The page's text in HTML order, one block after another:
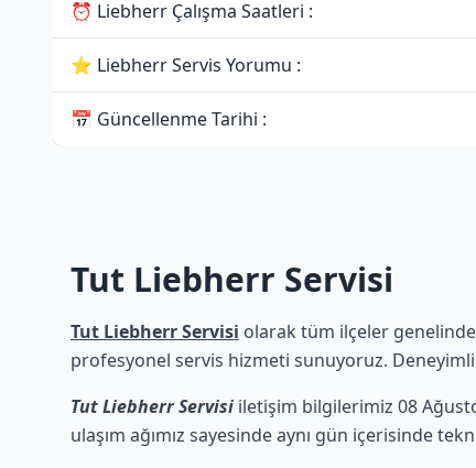
⏰ Liebherr Çalışma Saatleri :
⭐ Liebherr Servis Yorumu :
📅 Güncellenme Tarihi :
Tut Liebherr Servisi
Tut Liebherr Servisi olarak tüm ilçeler genelinde
profesyonel servis hizmeti sunuyoruz. Deneyimli
Tut Liebherr Servisi iletişim bilgilerimiz 08
ulaşım ağımız sayesinde aynı gün içerisinde